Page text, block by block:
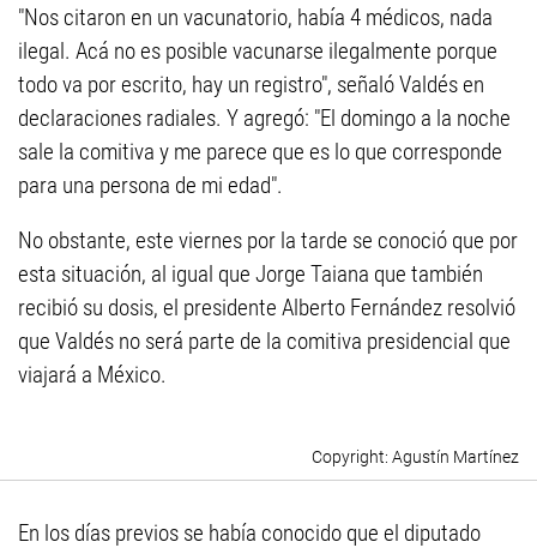
"Nos citaron en un vacunatorio, había 4 médicos, nada
ilegal. Acá no es posible vacunarse ilegalmente porque
todo va por escrito, hay un registro", señaló Valdés en
declaraciones radiales. Y agregó: "El domingo a la noche
sale la comitiva y me parece que es lo que corresponde
para una persona de mi edad".
No obstante, este viernes por la tarde se conoció que por
esta situación, al igual que Jorge Taiana que también
recibió su dosis, el presidente Alberto Fernández resolvió
que Valdés no será parte de la comitiva presidencial que
viajará a México.
Agustín Martínez
En los días previos se había conocido que el diputado